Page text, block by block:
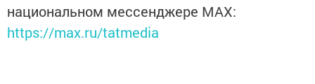
национальном мессенджере MАХ:
https://max.ru/tatmedia